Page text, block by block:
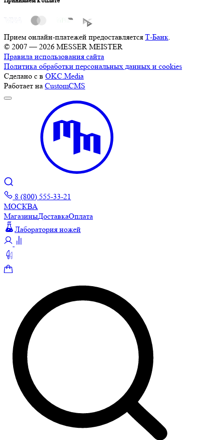
Прием онлайн-платежей предоставляется Т-Банк
© 2007 — 2026 MESSER MEISTER
Правила использования сайта
Политика обработки персональных данных и cookies
Сделано с в OKC.Media
Работает на CustomCMS
8 (800) 555-33-21
МОСКВА
МагазиныДоставкаОплата
Лаборатория ножей